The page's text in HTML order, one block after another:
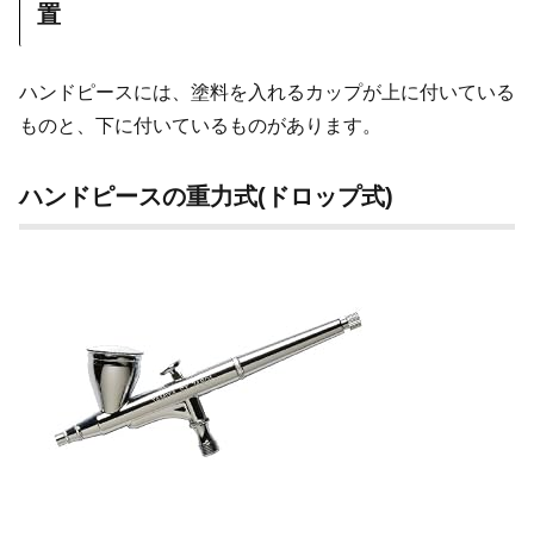
置
ハンドピースには、塗料を入れるカップが上に付いている
ものと、下に付いているものがあります。
ハンドピースの重力式(ドロップ式)